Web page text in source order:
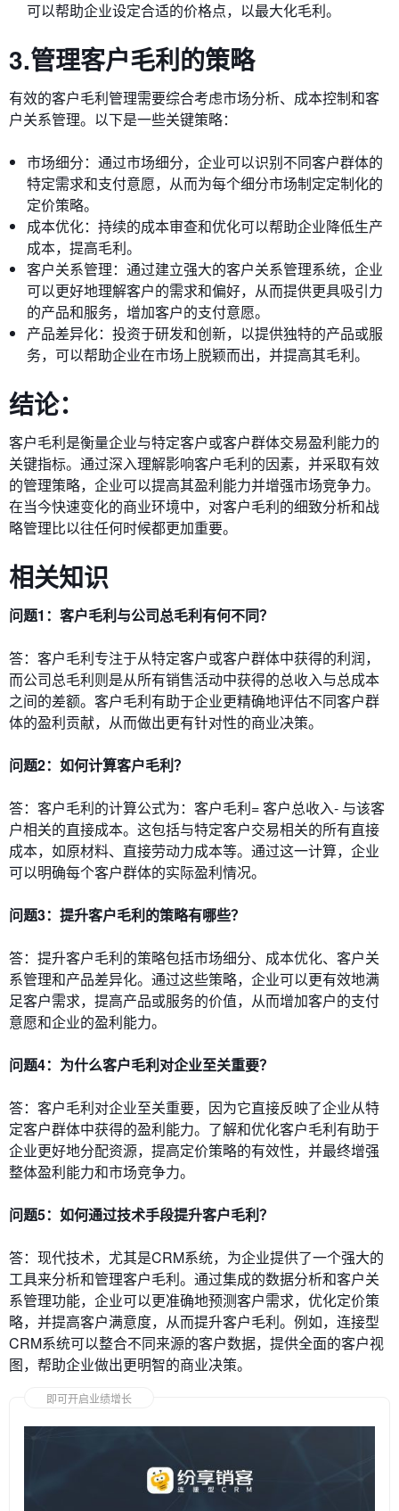
可以帮助企业设定合适的价格点，以最大化毛利。
3.管理客户毛利的策略
有效的客户毛利管理需要综合考虑市场分析、成本控制和客
户关系管理。以下是一些关键策略：
市场细分：通过市场细分，企业可以识别不同客户群体的
特定需求和支付意愿，从而为每个细分市场制定定制化的
定价策略。
成本优化：持续的成本审查和优化可以帮助企业降低生产
成本，提高毛利。
客户关系管理：通过建立强大的客户关系管理系统，企业
可以更好地理解客户的需求和偏好，从而提供更具吸引力
的产品和服务，增加客户的支付意愿。
产品差异化：投资于研发和创新，以提供独特的产品或服
务，可以帮助企业在市场上脱颖而出，并提高其毛利。
结论：
客户毛利是衡量企业与特定客户或客户群体交易盈利能力的
关键指标。通过深入理解影响客户毛利的因素，并采取有效
的管理策略，企业可以提高其盈利能力并增强市场竞争力。
在当今快速变化的商业环境中，对客户毛利的细致分析和战
略管理比以往任何时候都更加重要。
相关知识
问题1：客户毛利与公司总毛利有何不同？
答：客户毛利专注于从特定客户或客户群体中获得的利润，
而公司总毛利则是从所有销售活动中获得的总收入与总成本
之间的差额。客户毛利有助于企业更精确地评估不同客户群
体的盈利贡献，从而做出更有针对性的商业决策。
问题2：如何计算客户毛利？
答：客户毛利的计算公式为：客户毛利= 客户总收入- 与该客
户相关的直接成本。这包括与特定客户交易相关的所有直接
成本，如原材料、直接劳动力成本等。通过这一计算，企业
可以明确每个客户群体的实际盈利情况。
问题3：提升客户毛利的策略有哪些？
答：提升客户毛利的策略包括市场细分、成本优化、客户关
系管理和产品差异化。通过这些策略，企业可以更有效地满
足客户需求，提高产品或服务的价值，从而增加客户的支付
意愿和企业的盈利能力。
问题4：为什么客户毛利对企业至关重要？
答：客户毛利对企业至关重要，因为它直接反映了企业从特
定客户群体中获得的盈利能力。了解和优化客户毛利有助于
企业更好地分配资源，提高定价策略的有效性，并最终增强
整体盈利能力和市场竞争力。
问题5：如何通过技术手段提升客户毛利？
答：现代技术，尤其是CRM系统，为企业提供了一个强大的
工具来分析和管理客户毛利。通过集成的数据分析和客户关
系管理功能，企业可以更准确地预测客户需求，优化定价策
略，并提高客户满意度，从而提升客户毛利。例如，连接型
CRM系统可以整合不同来源的客户数据，提供全面的客户视
图，帮助企业做出更明智的商业决策。
即可开启业绩增长